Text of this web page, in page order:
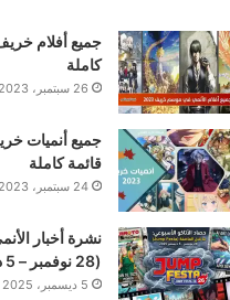
كاملة
26 سبتمبر، 2023
قائمة كاملة
24 سبتمبر، 2023
نشرة أخبار
(28 نوفمبر – 5 ديسمبر 2025)
5 ديسمبر، 2025